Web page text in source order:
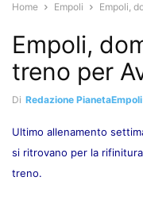
Home Empoli Empoli,
Empoli,
treno per
Di Redazione PianetaEmpoli
Ultimo allenamento
si ritrovano per la
treno.